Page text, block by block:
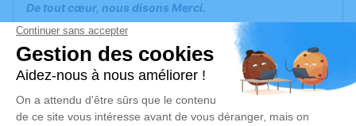
De tout cœur, nous disons Merci.
Donatien, Thérèse et Thierry, Marie-Claude et Gilbert,
Rosko,
Je rends hommage